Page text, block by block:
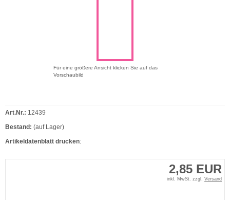
Für eine größere Ansicht klicken Sie auf das
Vorschaubild
2,85 EUR
inkl. MwSt. zzgl. Versand
Art.Nr.: 12439
Bestand: (auf Lager)
Artikeldatenblatt drucken: